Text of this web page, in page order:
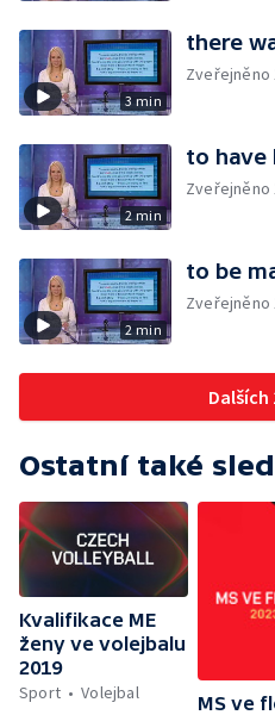
3 min
there
Zveřejněno
2 min
to have
Zveřejněno
2 min
to be
Zveřejněno
Dalších
Ostatní také
Kvalifikace ME
ženy ve volejbalu
2019
Sport
Volejbal
MS ve